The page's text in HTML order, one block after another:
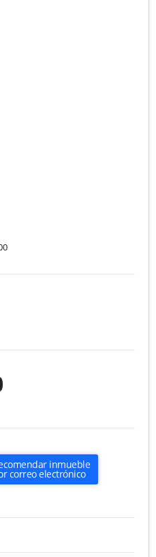
inmueble
correo electrónico